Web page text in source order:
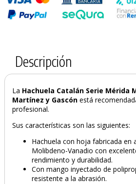
PRODUCTO AÑADIDO
Descripción
La Hachuela Catalán Serie Mérida
Martínez y Gascón está
profesional.
Sus características son las siguientes:
Hachuela con hoja fabricada en
Molibdeno-Vanadio con
rendimiento y durabilidad.
Con mango inyectado de
resistente a la abrasión.